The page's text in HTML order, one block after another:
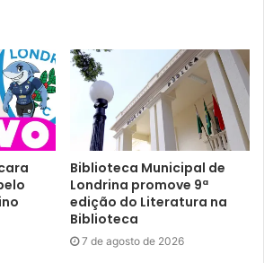
CCI. No entanto, é uma
promoção do bem-estar e direitos da
das 13h30 às 16h30
Selada, 111 – Jardim
Biblioteca Municipal de
Londrina promove 9ª
edição do Literatura na
Biblioteca
7 de agosto de 2026